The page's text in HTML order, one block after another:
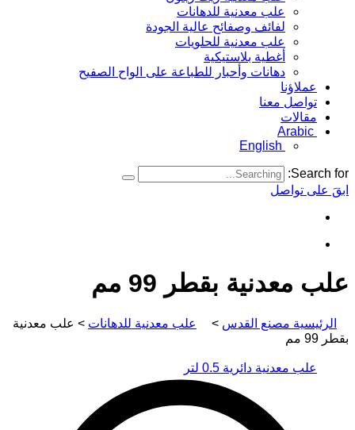
علب معدنية للدهانات
لفائف وصفائح عالية الجودة
علب معدنية للحلويات
أغطية بلاستيكية
دهانات وأحبار للطباعة على الواح الصفيح
عملاؤنا
تواصل معنا
مقالات
Arabic
English
Search for:
ابقَ على تواصل
علب معدنية بقطر 99 مم
الرئيسية مصنع القدس > علب معدنية للدهانات > علب معدنية
بقطر 99 مم
علب معدنية دائرية 0.5 لتر